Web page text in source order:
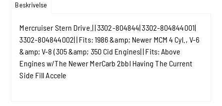
Beskrivelse
Mercruiser Stern Drive.| | 3302-804844| 3302-804844001|
3302-804844002| | Fits: 1986 &amp; Newer MCM 4 Cyl., V-6
&amp; V-8 (305 &amp; 350 Cid Engines| | Fits: Above
Engines w/The Newer MerCarb 2bbl Having The Current
Side Fill Accele